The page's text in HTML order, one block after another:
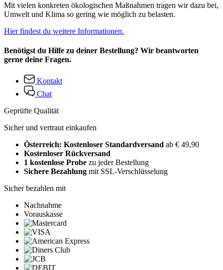
Mit vielen konkreten ökologischen Maßnahmen tragen wir dazu bei,
Umwelt und Klima so gering wie möglich zu belasten.
Hier findest du weitere Informationen.
Benötigst du Hilfe zu deiner Bestellung? Wir beantworten
gerne deine Fragen.
Kontakt
Chat
Geprüfte Qualität
Sicher und vertraut einkaufen
Österreich: Kostenloser Standardversand ab € 49,90
Kostenloser Rückversand
1 kostenlose Probe zu jeder Bestellung
Sichere Bezahlung mit SSL-Verschlüsselung
Sicher bezahlen mit
Nachnahme
Vorauskasse